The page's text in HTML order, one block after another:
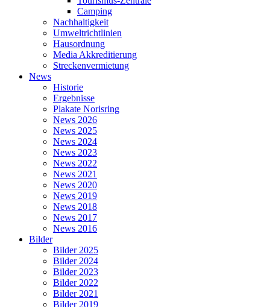
Camping
Nachhaltigkeit
Umweltrichtlinien
Hausordnung
Media Akkreditierung
Streckenvermietung
News
Historie
Ergebnisse
Plakate Norisring
News 2026
News 2025
News 2024
News 2023
News 2022
News 2021
News 2020
News 2019
News 2018
News 2017
News 2016
Bilder
Bilder 2025
Bilder 2024
Bilder 2023
Bilder 2022
Bilder 2021
Bilder 2019